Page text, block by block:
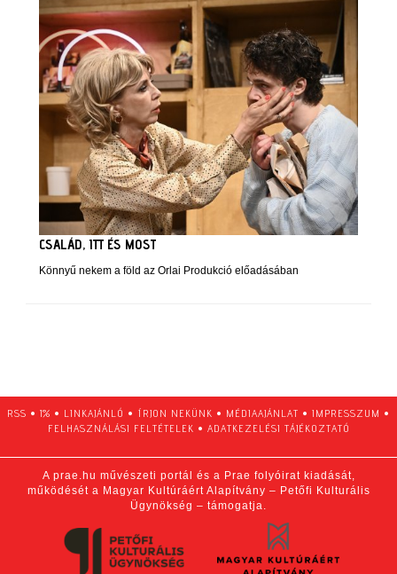
CSALÁD, ITT ÉS MOST
Könnyű nekem a föld az Orlai Produkció előadásában
RSS • 1% • LINKAJÁNLÓ • ÍRJON NEKÜNK • MÉDIAAJÁNLAT • IMPRESSZUM •
FELHASZNÁLÁSI FELTÉTELEK • ADATKEZELÉSI TÁJÉKOZTATÓ
A prae.hu művészeti portál és a Prae folyóirat kiadását,
működését a Magyar Kultúráért Alapítvány – Petőfi Kulturális
Ügynökség – támogatja.